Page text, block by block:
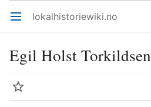
Åpne hovedmenyen lokalhistoriewiki.no
Egil Holst Torkildsen
Overvåk